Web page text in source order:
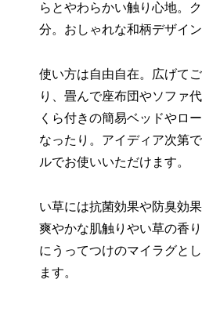
らとやわらかい触り心地。
分。おしゃれな和柄デザイン
使い方は自由自在。広げて
り、畳んで座布団やソファ
くら付きの簡易ベッドやロ
なったり。アイディア次第
ルでお使いいただけます。
い草には抗菌効果や防臭効
爽やかな肌触りやい草の香
にうってつけのマイラグと
ます。